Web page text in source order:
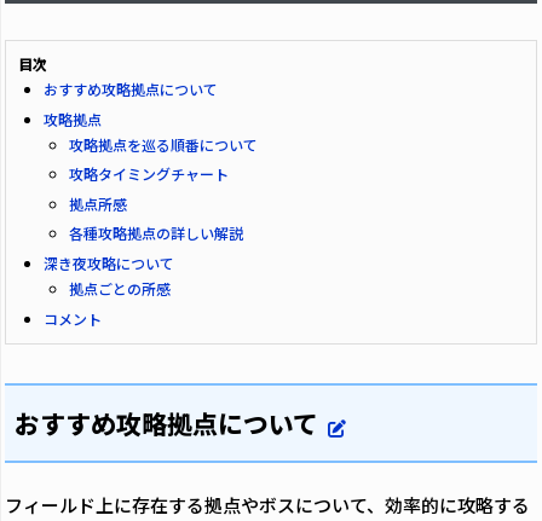
目次
おすすめ攻略拠点について
攻略拠点
攻略拠点を巡る順番について
攻略タイミングチャート
拠点所感
各種攻略拠点の詳しい解説
深き夜攻略について
拠点ごとの所感
コメント
おすすめ攻略拠点について
フィールド上に存在する拠点やボスについて、効率的に攻略する